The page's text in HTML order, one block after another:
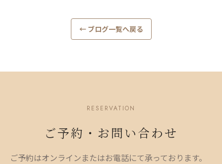
← ブログ一覧へ戻る
RESERVATION
ご予約・お問い合わせ
ご予約はオンラインまたはお電話にて承っております。